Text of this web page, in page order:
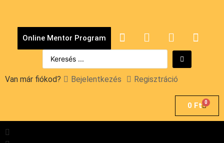
Online Mentor Program
Van már fiókod? Bejelentkezés Regisztráció
0 Ft 0